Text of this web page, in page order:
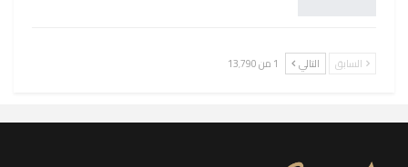
السابق التالي 1 من 13٬790